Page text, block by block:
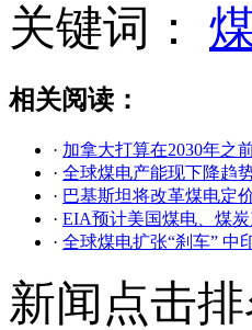
关键词：
相关阅读：
· 加拿大打算在2030年之
· 全球煤电产能现下降趋
· 巴基斯坦将改革煤电定
· EIA预计美国煤电、煤
· 全球煤电扩张“刹车” 中
新闻点击排